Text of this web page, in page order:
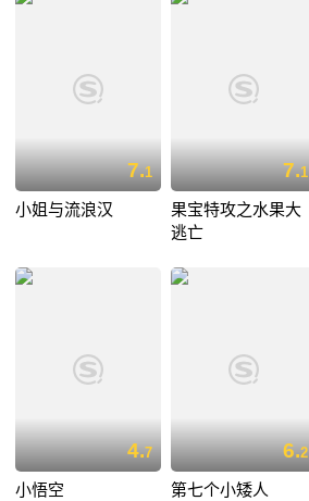
7.1
小姐与流浪汉
7.1
果宝特攻之水果大
逃亡
4.7
小悟空
6.2
第七个小矮人